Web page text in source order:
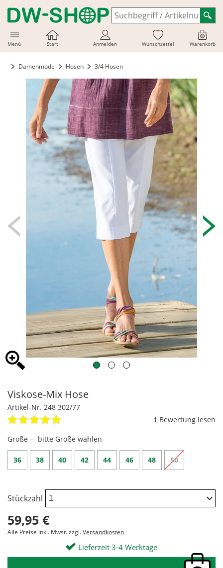
Menü Start Anmelden Wunschzettel Warenkorb
Damenmode Hosen 3/4 Hosen
Viskose-Mix Hose
Artikel-Nr. 248 302/77
1
Größe – bitte Größe wählen
36 38 40 42 44 46 48 50
Stückzahl
59,95 €
Alle Preise inkl. Mwst. zzgl.Versandkosten
Lieferzeit 3-4 Werktage